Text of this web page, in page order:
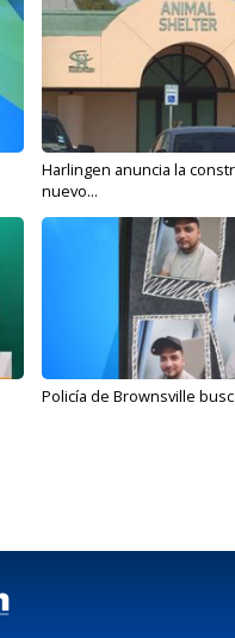
Harlingen anuncia la
nuevo...
Policía de Brownsville